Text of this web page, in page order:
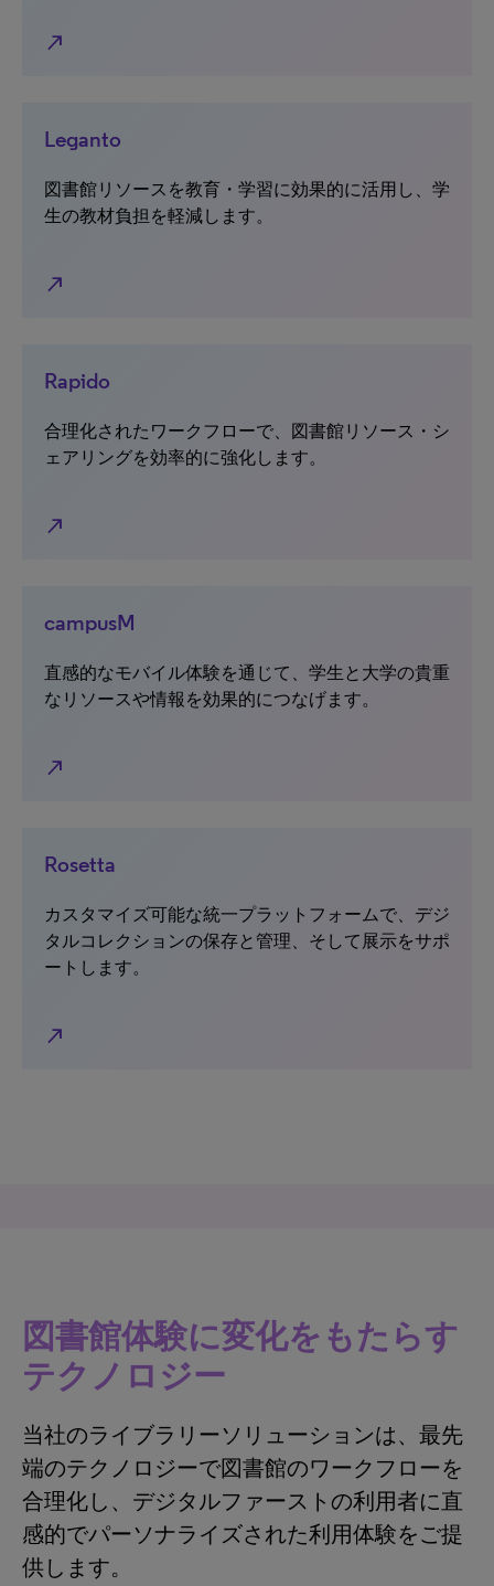
north_east
Leganto
図書館リソースを教育・学習に効果的に活用し、学
生の教材負担を軽減します。
north_east
Rapido
合理化されたワークフローで、図書館リソース・シ
ェアリングを効率的に強化します。
north_east
campusM
直感的なモバイル体験を通じて、学生と大学の貴重
なリソースや情報を効果的につなげます。
north_east
Rosetta
カスタマイズ可能な統一プラットフォームで、デジ
タルコレクションの保存と管理、そして展示をサポ
ートします。
north_east
図書館体験に変化をもたらす
テクノロジー
当社のライブラリーソリューションは、最先
端のテクノロジーで図書館のワークフローを
合理化し、デジタルファーストの利用者に直
感的でパーソナライズされた利用体験をご提
供します。